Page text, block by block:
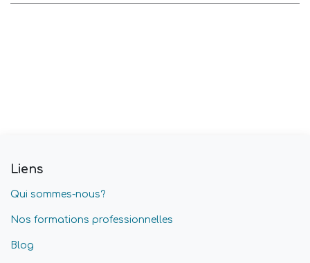
Liens
Qui sommes-nous?
Nos formations professionnelles
Blog